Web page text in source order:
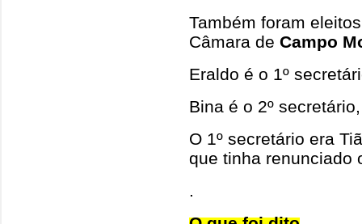
Também foram
Câmara de Campo
Eraldo é o 1º
Bina é o 2º
O 1º secretário era
que tinha renunciado
.